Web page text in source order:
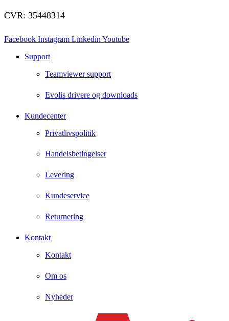
CVR: 35448314
Facebook Instagram Linkedin Youtube
Support
Teamviewer support
Evolis drivere og downloads
Kundecenter
Privatlivspolitik
Handelsbetingelser
Levering
Kundeservice
Returnering
Kontakt
Kontakt
Om os
Nyheder